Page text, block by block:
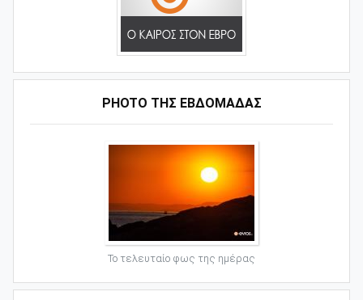
PHOTO ΤΗΣ ΕΒΔΟΜΑΔΑΣ
Το τελευταίο φως της ημέρας